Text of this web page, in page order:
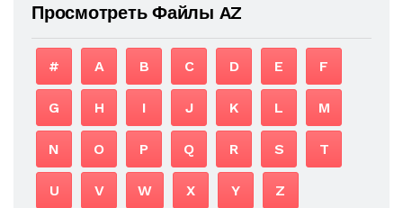
Просмотреть Файлы AZ
# A B C D E F
G H I J K L M
N O P Q R S T
U V W X Y Z